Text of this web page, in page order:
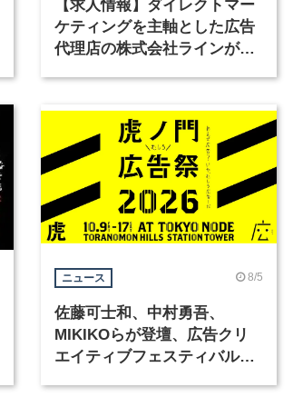
【求人情報】ダイレクトマー
ケティングを主軸とした広告
代理店の株式会社ラインが、
ニュース 8/5
佐藤可士和、中村勇吾、
MIKIKOらが登壇、広告クリ
エイティブフェスティバル